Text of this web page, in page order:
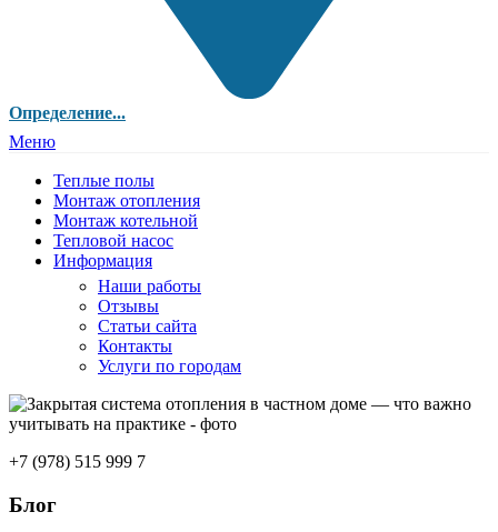
Определение...
Меню
Теплые полы
Монтаж отопления
Монтаж котельной
Тепловой насос
Информация
Наши работы
Отзывы
Статьи сайта
Контакты
Услуги по городам
+7 (978) 515 999 7
Блог